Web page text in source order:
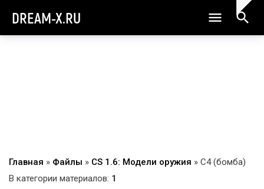
DREAM-X.RU
Главная » Файлы » CS 1.6: Модели оружия » C4 (бомба)
В категории материалов: 1